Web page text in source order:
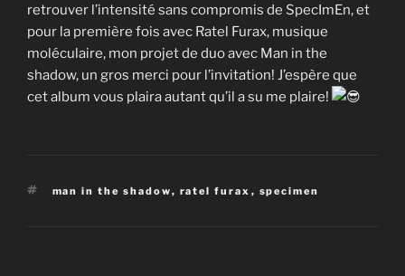
retrouver l’intensité sans compromis de SpecImEn, et
pour la première fois avec Ratel Furax, musique
moléculaire, mon projet de duo avec Man in the
shadow, un gros merci pour l’invitation! J’espère que
cet album vous plaira autant qu’il a su me plaire!
Étiquettes
man in the shadow, ratel furax , specimen